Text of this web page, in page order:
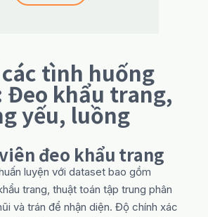
tình huống
khẩu trang,
yếu, luồng
đeo khẩu trang
luyện với dataset bao gồm
trang, thuật toán tập trung phân
và trán để nhận diện. Độ chính xác